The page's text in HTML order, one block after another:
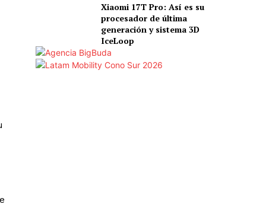
Xiaomi 17T Pro: Así es su
procesador de última
generación y sistema 3D
IceLoop